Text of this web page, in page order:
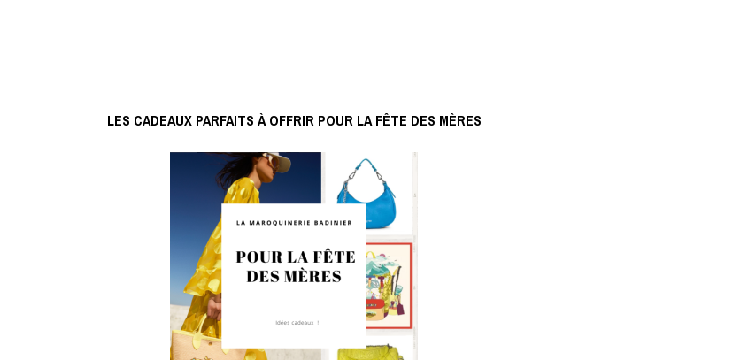
LES CADEAUX PARFAITS À OFFRIR POUR LA FÊTE DES MÈRES